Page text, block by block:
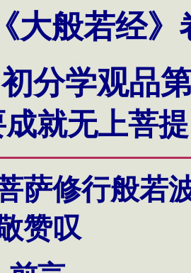
大般若经》
初分学观品
就无上菩
萨修行般若
赞叹